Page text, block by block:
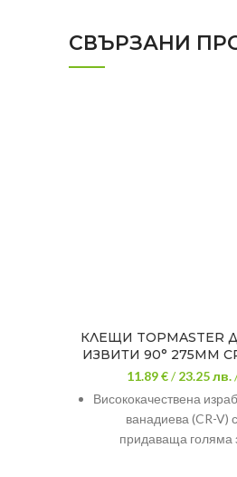
СВЪРЗАНИ
КЛЕЩИ TOPMASTER
ИЗВИТИ 90° 275MM
11.89 €/23.25лв.
Висококачествена
ванадиева (CR-V)
придаваща голяма